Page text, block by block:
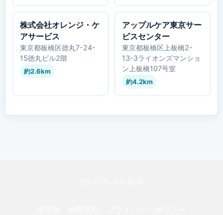
株式会社オレンジ・ケ
アサービス
東京都板橋区徳丸7-24-
15徳丸ビル2階
約2.6km
アップルケア東京サー
ビスセンター
東京都板橋区上板橋2-
13-3ライオンズマンショ
ン上板橋107号室
約4.2km